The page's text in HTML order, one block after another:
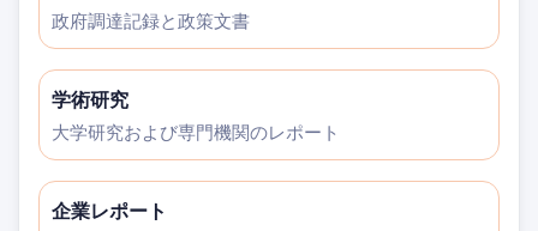
政府調達記録と政策文書
学術研究
大学研究および専門機関のレポート
企業レポート